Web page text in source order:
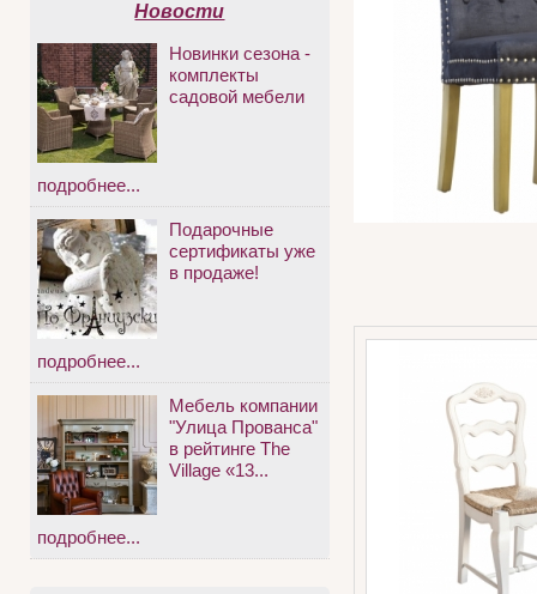
Новости
Новинки сезона -
комплекты
садовой мебели
подробнее...
Подарочные
сертификаты уже
в продаже!
подробнее...
Мебель компании
"Улица Прованса"
в рейтинге The
Village «13...
подробнее...